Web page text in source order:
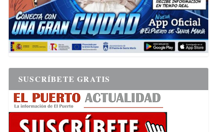
SUSCRÍBETE GRATIS